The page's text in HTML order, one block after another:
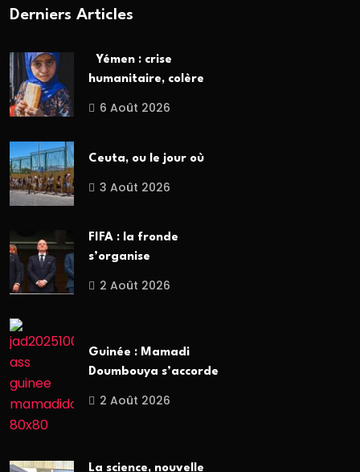
Derniers Articles
Yémen : crise
humanitaire, colère
6 Août 2026
Ceuta, ou le jour où
3 Août 2026
FIFA : la fronde
s’organise
2 Août 2026
Guinée : Mamadi
Doumbouya s’accorde
2 Août 2026
La science, nouvelle